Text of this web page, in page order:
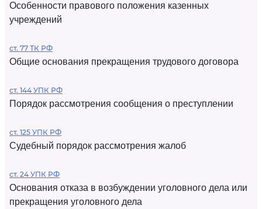
Особенности правового положения казенных
учреждений
ст. 77 ТК РФ
Общие основания прекращения трудового договора
ст. 144 УПК РФ
Порядок рассмотрения сообщения о преступлении
ст. 125 УПК РФ
Судебный порядок рассмотрения жалоб
ст. 24 УПК РФ
Основания отказа в возбуждении уголовного дела или
прекращения уголовного дела